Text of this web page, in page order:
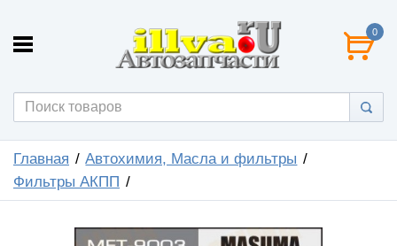
0
Главная
Автохимия, Масла и фильтры
Фильтры АКПП